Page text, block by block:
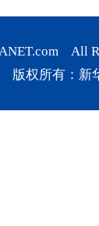
All
权所有：新